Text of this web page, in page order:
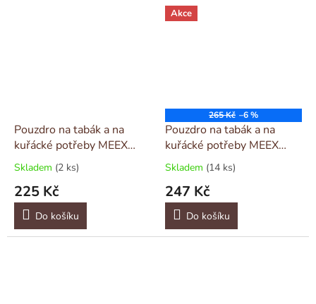
Pouzdro na tabák a na
kuřácké potřeby MEEX
malé modré
Skladem (2 ks)
225 Kč
Do košíku
Akce
265 Kč –6 %
Pouzdro na tabák a na
kuřácké potřeby MEEX
střední béžové
Skladem (14 ks)
247 Kč
Do košíku